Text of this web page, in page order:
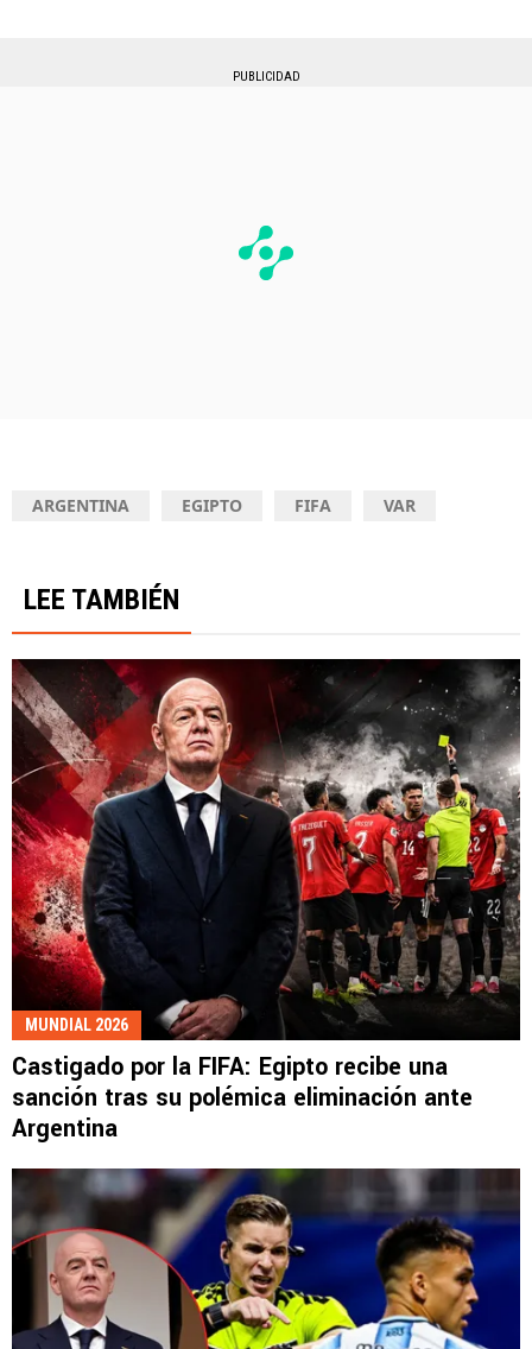
PUBLICIDAD
ARGENTINA EGIPTO FIFA VAR
LEE TAMBIÉN
MUNDIAL 2026
Castigado por la FIFA: Egipto recibe una
sanción tras su polémica eliminación ante
Argentina